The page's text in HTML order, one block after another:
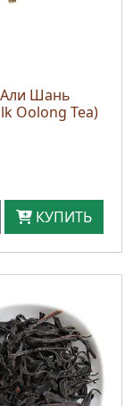
Шань
Oolong Tea)
КУПИТЬ